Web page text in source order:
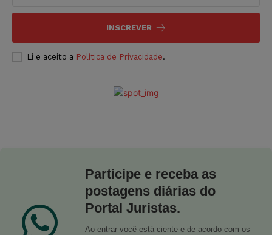
INSCREVER
Li e aceito a Política de Privacidade.
Participe e receba as
postagens diárias do
Portal Juristas.
Ao entrar você está ciente e de acordo com os